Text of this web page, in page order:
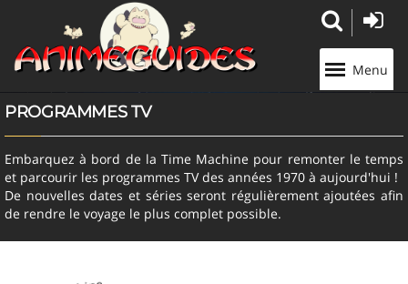
Menu
PROGRAMMES TV
Embarquez à bord de la Time Machine pour remonter le temps
et parcourir les programmes TV des années 1970 à aujourd'hui !
De nouvelles dates et séries seront régulièrement ajoutées afin
de rendre le voyage le plus complet possible.
Panneau de gestion des cookies